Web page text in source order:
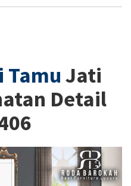
Tamu Jati
Detail